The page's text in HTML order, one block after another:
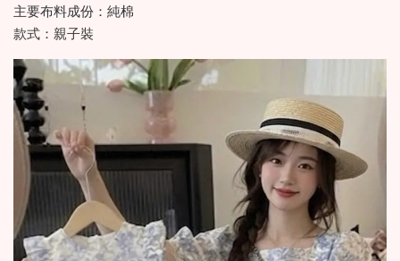
主要布料成份：純棉
款式：親子裝